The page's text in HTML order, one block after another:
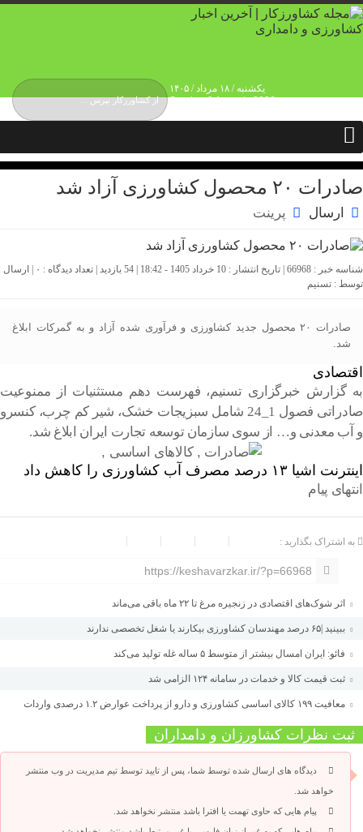
یکشنبه / ۱۸ مرداد / ۱۴۰۵
Sunday, 9 August , 2026
صادرات ۲۰ محصول کشاورزی آزاد شد
ارسال پرینت
شناسه خبر : 66968 | تاریخ انتشار : 10 خرداد 1405 - 18:42 | 54 بازدید | تعداد دیدگاه : ۰
| ارسال
توسط : تسنیم
صادرات ۲۰ محصول جدید کشاورزی و فرآوری شده آزاد و به گمرکات ابلاغ
شد.
اقتصادی
به گزارش خبرگزاری تسنیم، فهرست دهم مستثنیات از ممنوعیت
صادراتی فصول 1_24 شامل سبزیجات خشک، شیر کم چرب، کنسرو
و آب معدنی و… از سوی سازمان توسعه تجارت ایران ابلاغ شد.
اینترنت اشیا ۱۳ درصد مصرف آب کشاورزی را کاهش داد
انتهای پیام
به اشتراک بگذارید :
https://keshavarzkar.ir/?p=66968
اثر شوک‌های اقتصادی در زنجیره مرغ تا ۲۲ ماه باقی می‌ماند
ببینید |۶۵ درصد مهندسان کشاورزی بیکارند یا شغل تخصصی ندارند
فائو: ایران امسال بیشتر از متوسط ۵ ساله غله تولید می‌کند
ثبت قیمت کالا و خدمات در سامانه ۱۲۴ الزامی شد
معافیت ۱۹۹ کالای اساسی کشاورزی و دارو از پرداخت عوارض ۱.۲ درصدی واردات
ثبت نظرات کشاورزان و دامداران
دیدگاه های ارسال شده توسط شما، پس از تایید توسط تیم مدیریت در وب منتشر
خواهد شد.
پیام هایی که حاوی تهمت یا افترا باشد منتشر نخواهد شد.